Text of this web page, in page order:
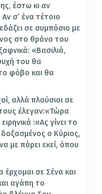
έστω κι αν
σ’ ένα τέτοιο
σε συμπόσιο με
στο θρόνο του
«Βασιλιά,
του θα
φόβο και θα
αλλά πλούσιοι σε
έλεγαν:«Τώρα
:«Ας γίνει το
δοξασμένος ο Κύριος,
με πάρει εκεί, όπου
έρχομαι σε Σένα και
αγάπη το